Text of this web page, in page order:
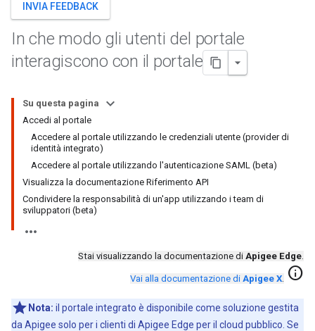
INVIA FEEDBACK
In che modo gli utenti del portale
interagiscono con il portale
Su questa pagina
Accedi al portale
Accedere al portale utilizzando le credenziali utente (provider di
identità integrato)
Accedere al portale utilizzando l'autenticazione SAML (beta)
Visualizza la documentazione Riferimento API
Condividere la responsabilità di un'app utilizzando i team di
sviluppatori (beta)
Stai visualizzando la documentazione di Apigee Edge.
Vai alla documentazione di Apigee X. info
Nota: il portale integrato è disponibile come soluzione gestita
da Apigee solo per i clienti di Apigee Edge per il cloud pubblico. Se